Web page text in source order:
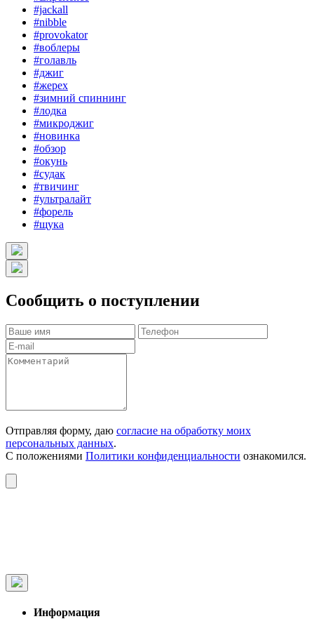
#jackall
#nibble
#provokator
#воблеры
#голавль
#джиг
#жерех
#зимний спиннинг
#лодка
#микроджиг
#новинка
#обзор
#окунь
#судак
#твичинг
#ультралайт
#форель
#щука
Сообщить о поступлении
Отправляя форму, даю согласие на обработку моих
персональных данных.
С положениями Политики конфиденциальности ознакомился.
Информация